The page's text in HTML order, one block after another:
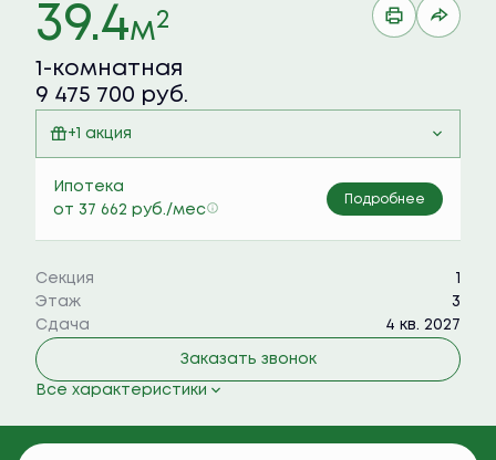
39.4м2
1-комнатная
9 475 700 руб.
+1 акция
Ипотека
от 37 662 руб./мес
Подробнее
Секция
1
Этаж
3
Сдача
4 кв. 2027
Заказать звонок
Все характеристики